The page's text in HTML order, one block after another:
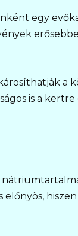
egy
a
is a kertre
előnyös,